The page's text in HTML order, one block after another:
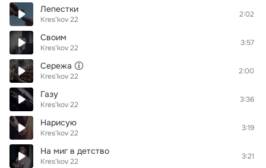
Лепестки
Kres'kov 22
2:02
Своим
Kres'kov 22
3:57
Сережа
Kres'kov 22
2:00
Газу
Kres'kov 22
3:36
Нарисую
Kres'kov 22
3:19
На миг в детство
Kres'kov 22
3:21